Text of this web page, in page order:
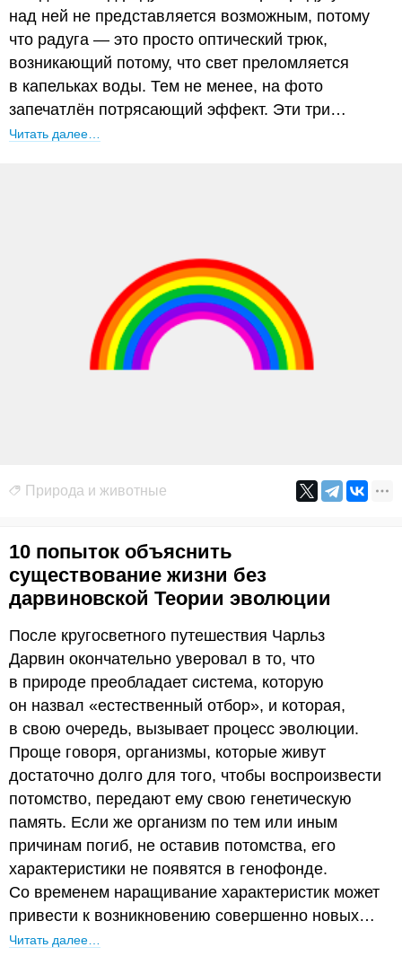
над ней не представляется возможным, потому
что радуга — это просто оптический трюк,
возникающий потому, что свет преломляется
в капельках воды. Тем не менее, на фото
запечатлён потрясающий эффект. Эти три…
Читать далее…
Природа и животные
10 попыток объяснить
существование жизни без
дарвиновской Теории эволюции
После кругосветного путешествия Чарльз
Дарвин окончательно уверовал в то, что
в природе преобладает система, которую
он назвал «естественный отбор», и которая,
в свою очередь, вызывает процесс эволюции.
Проще говоря, организмы, которые живут
достаточно долго для того, чтобы воспроизвести
потомство, передают ему свою генетическую
память. Если же организм по тем или иным
причинам погиб, не оставив потомства, его
характеристики не появятся в генофонде.
Со временем наращивание характеристик может
привести к возникновению совершенно новых…
Читать далее…